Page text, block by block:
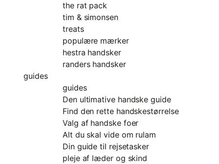
the rat pack
tim & simonsen
treats
populære mærker
hestra handsker
randers handsker
guides
guides
Den ultimative handske guide
Find den rette handskestørrelse
Valg af handske foer
Alt du skal vide om rulam
Din guide til rejsetasker
pleje af læder og skind